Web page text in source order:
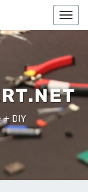
+ DIY